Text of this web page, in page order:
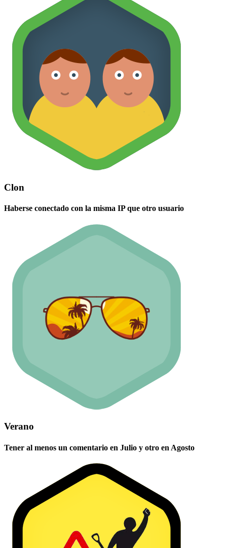
Clon
Haberse conectado con la misma IP que otro usuario
Verano
Tener al menos un comentario en Julio y otro en Agosto